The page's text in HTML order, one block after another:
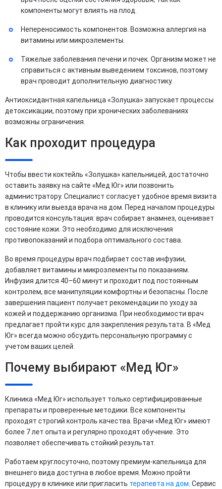
компоненты могут влиять на плод.
Непереносимость компонентов. Возможна аллергия на
витамины или микроэлементы.
Тяжелые заболевания печени и почек. Организм может не
справиться с активным выведением токсинов, поэтому
врач проводит дополнительную диагностику.
Антиоксидантная капельница «Золушка» запускает процессы
детоксикации, поэтому при хронических заболеваниях
возможны ограничения.
Как проходит процедура
Чтобы ввести коктейль «Золушка» капельницей, достаточно
оставить заявку на сайте «Мед Юг» или позвонить
администратору. Специалист согласует удобное время визита
в клинику или выезда врача на дом. Перед началом процедуры
проводится консультация: врач собирает анамнез, оценивает
состояние кожи. Это необходимо для исключения
противопоказаний и подбора оптимального состава.
Во время процедуры врач подбирает состав инфузии,
добавляет витамины и микроэлементы по показаниям.
Инфузия длится 40–60 минут и проходит под постоянным
контролем, все манипуляции комфортны и безопасны. После
завершения пациент получает рекомендации по уходу за
кожей и поддержанию организма. При необходимости врач
предлагает пройти курс для закрепления результата. В «Мед
Юг» всегда можно обсудить персональную программу с
учетом ваших целей.
Почему выбирают «Мед Юг»
Клиника «Мед Юг» использует только сертифицированные
препараты и проверенные методики. Все компоненты
проходят строгий контроль качества. Врачи «Мед Юг» имеют
более 7 лет опыта и регулярно проходят обучение. Это
позволяет обеспечивать стойкий результат.
Работаем круглосуточно, поэтому премиум-капельница для
внешнего вида доступна в любое время. Можно пройти
процедуру в клинике или пригласить терапевта на дом . Сервис